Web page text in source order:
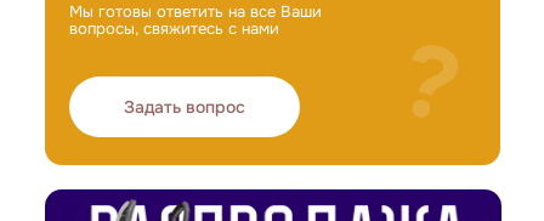
Мы готовы ответить на все Ваши
вопросы, свяжитесь с нами
?
Задать вопрос